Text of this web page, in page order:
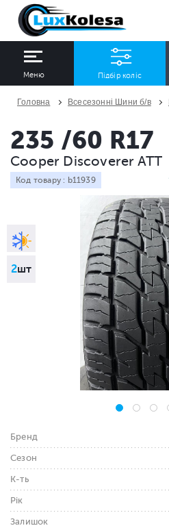
Меню Підбір коліс
Ширина
Всі
Профіль
Всі
Головна Всесезонні Шини б/в
2шт
235 /60 R17
Cooper Discoverer ATT
Код товару : b11939
Бренд
Сезон
К-ть
Рік
Залишок